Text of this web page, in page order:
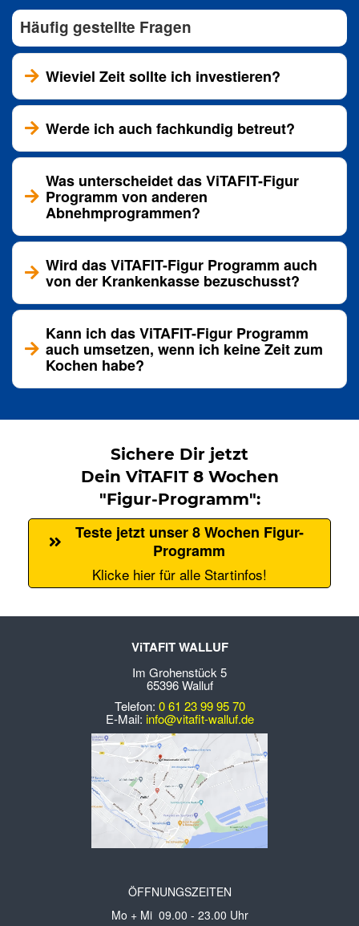
Häufig gestellte Fragen
Wieviel Zeit sollte ich investieren?
Werde ich auch fachkundig betreut?
Was unterscheidet das ViTAFIT-Figur
Programm von anderen
Abnehmprogrammen?
Wird das ViTAFIT-Figur Programm auch
von der Krankenkasse bezuschusst?
Kann ich das ViTAFIT-Figur Programm
auch umsetzen, wenn ich keine Zeit zum
Kochen habe?
Sichere Dir jetzt
Dein ViTAFIT 8 Wochen
"Figur-Programm":
Teste jetzt unser 8 Wochen Figur-
Programm
Klicke hier für alle Startinfos!
ViTAFIT WALLUF
Im Grohenstück 5
65396 Walluf
Telefon: 0 61 23 99 95 70
E-Mail: info@vitafit-walluf.de
ÖFFNUNGSZEITEN
Mo + Mi 09.00 - 23.00 Uhr